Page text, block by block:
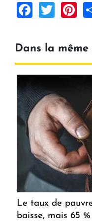
Dans la
Le taux de
baisse, mais 65